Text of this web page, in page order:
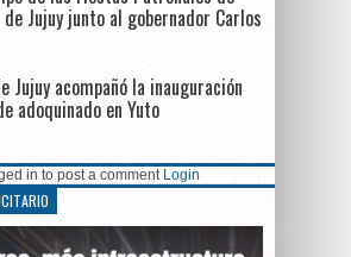
de Jujuy junto al gobernador Carlos
Jujuy acompañó la inauguración
adoquinado en Yuto
in to post a comment Login